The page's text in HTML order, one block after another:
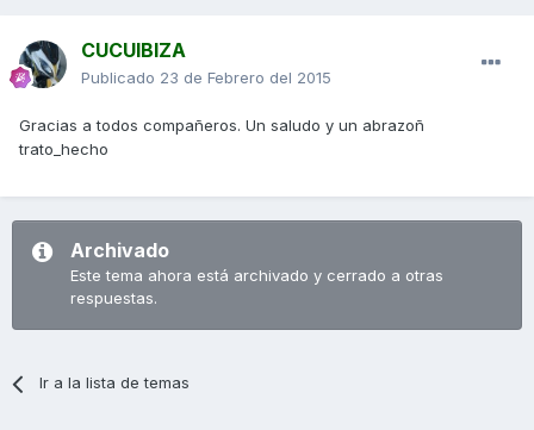
CUCUIBIZA
Publicado 23 de Febrero del 2015
Gracias a todos compañeros. Un saludo y un abrazoñ
trato_hecho
Archivado
Este tema ahora está archivado y cerrado a otras
respuestas.
Ir a la lista de temas